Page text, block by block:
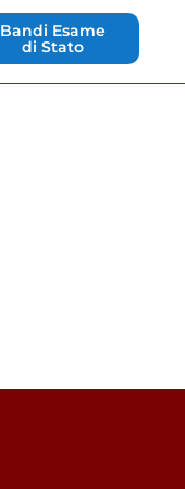
Bandi Esame
di Stato